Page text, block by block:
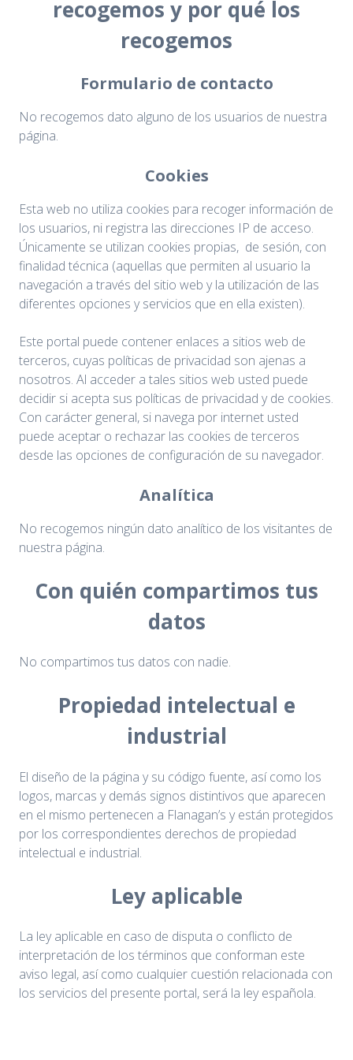
recogemos y por qué los
recogemos
Formulario de contacto
No recogemos dato alguno de los usuarios de nuestra
página.
Cookies
Esta web no utiliza cookies para recoger información de
los usuarios, ni registra las direcciones IP de acceso.
Únicamente se utilizan cookies propias, de sesión, con
finalidad técnica (aquellas que permiten al usuario la
navegación a través del sitio web y la utilización de las
diferentes opciones y servicios que en ella existen).
Este portal puede contener enlaces a sitios web de
terceros, cuyas políticas de privacidad son ajenas a
nosotros. Al acceder a tales sitios web usted puede
decidir si acepta sus políticas de privacidad y de cookies.
Con carácter general, si navega por internet usted
puede aceptar o rechazar las cookies de terceros
desde las opciones de configuración de su navegador.
Analítica
No recogemos ningún dato analítico de los visitantes de
nuestra página.
Con quién compartimos tus
datos
No compartimos tus datos con nadie.
Propiedad intelectual e
industrial
El diseño de la página y su código fuente, así como los
logos, marcas y demás signos distintivos que aparecen
en el mismo pertenecen a Flanagan’s y están protegidos
por los correspondientes derechos de propiedad
intelectual e industrial.
Ley aplicable
La ley aplicable en caso de disputa o conflicto de
interpretación de los términos que conforman este
aviso legal, así como cualquier cuestión relacionada con
los servicios del presente portal, será la ley española.